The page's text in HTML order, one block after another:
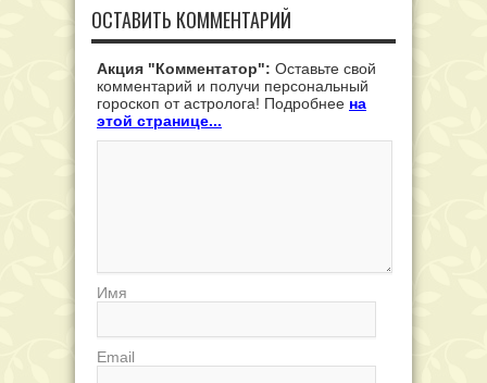
ОСТАВИТЬ КОММЕНТАРИЙ
Акция "Комментатор": Оставьте свой
комментарий и получи персональный
гороскоп от астролога! Подробнее на
этой странице...
Имя
Email